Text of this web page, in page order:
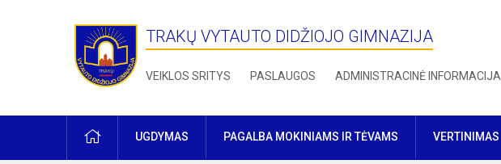
TRAKŲ VYTAUTO DIDŽIOJO GIMNAZIJA
VEIKLOS SRITYS PASLAUGOS ADMINISTRACINĖ INFORMACIJA
PRADŽIAUGDYMAS PAGALBA MOKINIAMS IR TĖVAMS VERTINIMAS